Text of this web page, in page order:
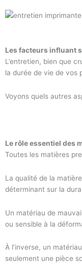
Les facteurs influant
L’entretien, bien que
la durée de vie de vos
Voyons quels autres
Le rôle essentiel des
Toutes les matières
La qualité de la
déterminant sur la
Un matériau de
ou sensible à la
À l’inverse, un
seulement une pièce